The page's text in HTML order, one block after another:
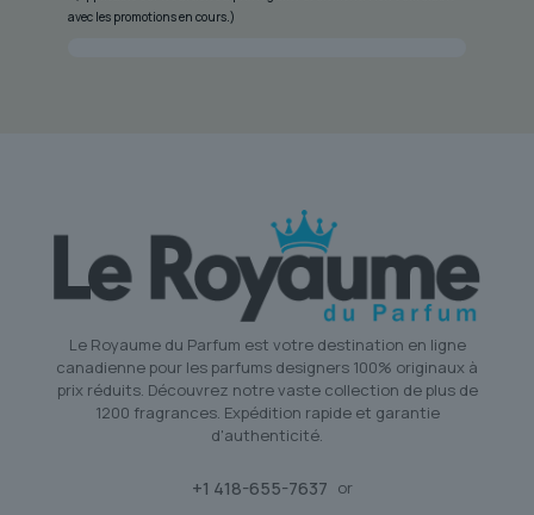
avec les promotions en cours.)
Le Royaume du Parfum est votre destination en ligne
canadienne pour les parfums designers 100% originaux à
prix réduits. Découvrez notre vaste collection de plus de
1200 fragrances. Expédition rapide et garantie
d'authenticité.
+1 418-655-7637 or